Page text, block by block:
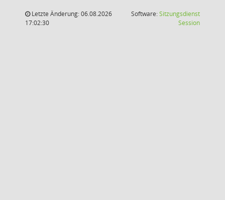
Letzte Änderung: 06.08.2026
17:02:30
Software:Sitzungsdienst
Session(Wird in